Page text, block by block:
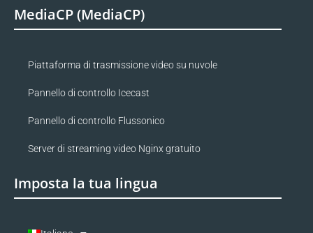
MediaCP (MediaCP)
Piattaforma di trasmissione video su nuvole
Pannello di controllo Icecast
Pannello di controllo Flussonico
Server di streaming video Nginx gratuito
Imposta la tua lingua